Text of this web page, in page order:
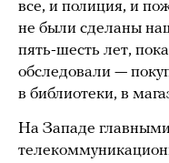
все, и полиция, и
не были сделаны
пять-шесть лет,
обследовали —
в библиотеки, в
На Западе